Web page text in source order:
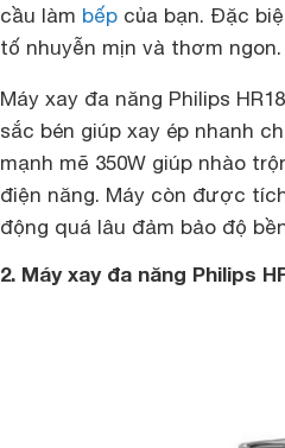
cầu làm bếp của bạn. Đặc
tố nhuyễn mịn và thơm ngon.
Máy xay đa năng Philips
sắc bén giúp xay ép nhanh
mạnh mẽ 350W giúp nhào
điện năng. Máy còn được
động quá lâu đảm bảo độ
2. Máy xay đa năng Philips